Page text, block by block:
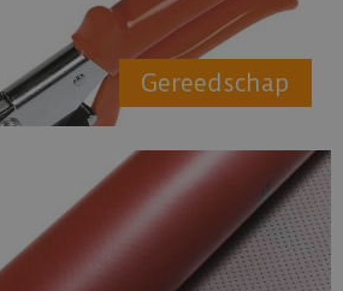
Gereedschap